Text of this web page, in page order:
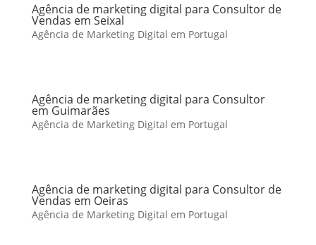
Agência de marketing digital para Consultor de
Vendas em Seixal
Agência de Marketing Digital em Portugal
Agência de marketing digital para Consultor
em Guimarães
Agência de Marketing Digital em Portugal
Agência de marketing digital para Consultor de
Vendas em Oeiras
Agência de Marketing Digital em Portugal